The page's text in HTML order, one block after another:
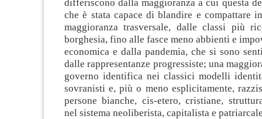
differiscono dalla maggioranza a cui questa
che è stata capace di blandire e compattare
maggioranza trasversale, dalle classi più
borghesia, fino alle fasce meno abbienti e
economica e dalla pandemia, che si sono
dalle rappresentanze progressiste; una
governo identifica nei classici modelli
sovranisti e, più o meno esplicitamente,
persone bianche, cis-etero, cristiane,
nel sistema neoliberista, capitalista e